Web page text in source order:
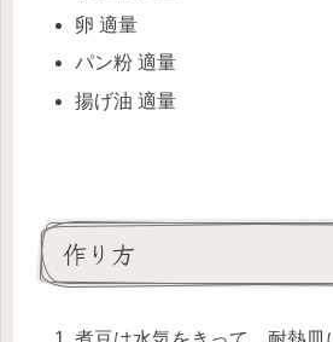
卵 適量
パン粉 適量
揚げ油 適量
作り方